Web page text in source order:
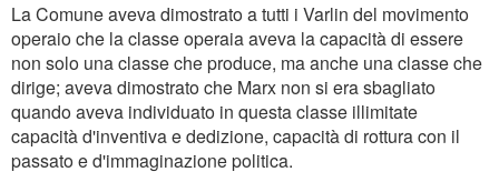
La Comune aveva dimostrato a tutti i Varlin del movimento
operaio che la classe operaia aveva la capacità di essere
non solo una classe che produce, ma anche una classe che
dirige; aveva dimostrato che Marx non si era sbagliato
quando aveva individuato in questa classe illimitate
capacità d'inventiva e dedizione, capacità di rottura con il
passato e d'immaginazione politica.